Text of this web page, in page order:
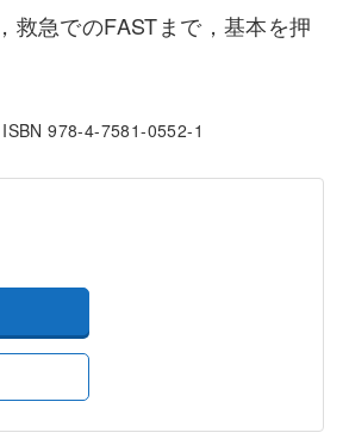
救急でのFASTまで，基本を押
ISBN 978-4-7581-0552-1